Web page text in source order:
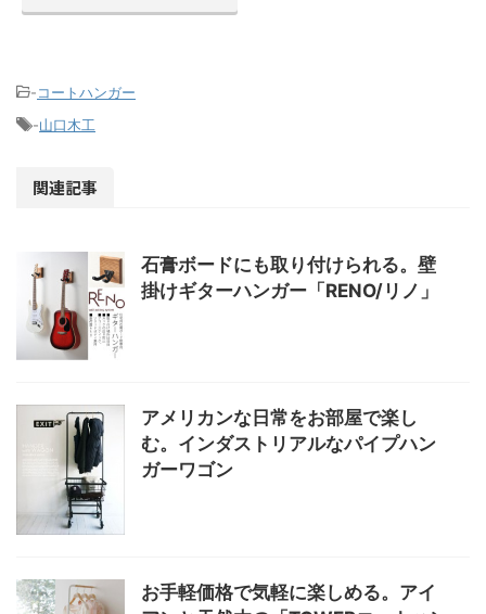
-コートハンガー
-山口木工
関連記事
石膏ボードにも取り付けられる。壁
掛けギターハンガー「RENO/リノ」
アメリカンな日常をお部屋で楽し
む。インダストリアルなパイプハン
ガーワゴン
お手軽価格で気軽に楽しめる。アイ